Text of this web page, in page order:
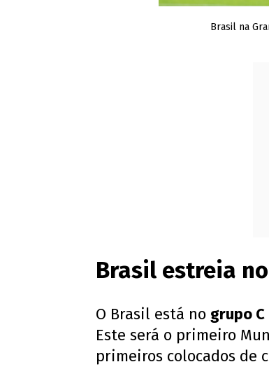
Brasil na
Brasil estreia
O Brasil está no grupo C
Este será o primeiro
primeiros colocados de